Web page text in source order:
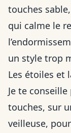
touches
qui calme le
un style trop
Les étoiles et
Je te
touches, sur
veilleuse,